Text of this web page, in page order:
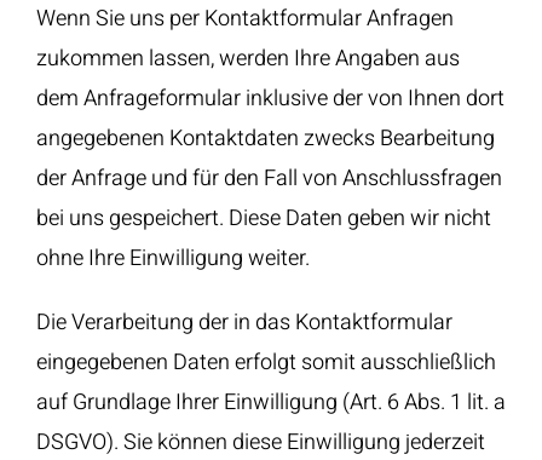
Wenn Sie uns per Kontaktformular Anfragen
zukommen lassen, werden Ihre Angaben aus
dem Anfrageformular inklusive der von Ihnen dort
angegebenen Kontaktdaten zwecks Bearbeitung
der Anfrage und für den Fall von Anschlussfragen
bei uns gespeichert. Diese Daten geben wir nicht
ohne Ihre Einwilligung weiter.
Die Verarbeitung der in das Kontaktformular
eingegebenen Daten erfolgt somit ausschließlich
auf Grundlage Ihrer Einwilligung (Art. 6 Abs. 1 lit. a
DSGVO). Sie können diese Einwilligung jederzeit